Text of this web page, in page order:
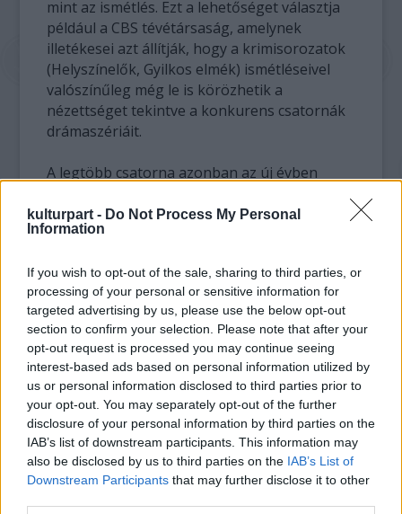
kulturpart - Do Not Process My Personal
Information
If you wish to opt-out of the sale, sharing to third parties, or
processing of your personal or sensitive information for
targeted advertising by us, please use the below opt-out
section to confirm your selection. Please note that after your
opt-out request is processed you may continue seeing
interest-based ads based on personal information utilized by
us or personal information disclosed to third parties prior to
your opt-out. You may separately opt-out of the further
disclosure of your personal information by third parties on the
IAB’s list of downstream participants. This information may
also be disclosed by us to third parties on the IAB’s List of
Downstream Participants that may further disclose it to other
mint az ismétlés. Ezt a lehetőséget választja
például a CBS tévétársaság, amelynek
illetékesei azt állítják, hogy a krimisorozatok
(Helyszínelők, Gyilkos elmék) ismétléseivel
valószínűleg még le is körözhetik a
nézettséget tekintve a konkurens csatornák
drámaszériáit.
A legtöbb csatorna azonban az új évben
kieső műsoridőt. Februártól a CBS-tévében
hetente három estén is látható a Big Brother
játékokkal jelentkezik a sikeres nyári kvíz, a
Power of 10 is. Az NBC többek között a My
Dad is Better than Your Dad (Az én papám
jobb, mint a tiéd) és a brit importból
származó Baby Borrowers
(Gyerekkölcsönzők) reality műsorokba
vetette a "túlélés" reményét. A Foxnál
januártól hetedik évadába lép az American
Idol tehetségkutató show. Az ABC abban
bízik, hogy a dobozban levő Lost-epizódok
kitartanak a sztrájk végéig, emellett szintén
erősíti valóságtévé-programjait (Dancing